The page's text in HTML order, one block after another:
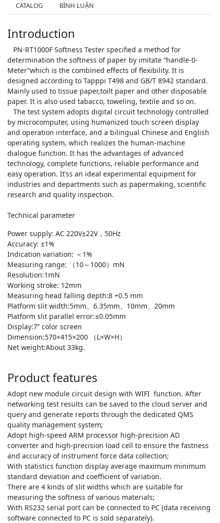
CATALOG BÌNH LUẬN
Introduction
PN-RT1000F Softness Tester specified a method for
determination the softness of paper by imitate “handle-0-
Meter”which is the combined effects of flexibility. It is
designed according to Tapppi T498 and GB/T 8942 standard.
Mainly used to tissue paper,toilt paper and other disposable
paper. It is also used tabacco, toweling, textile and so on.
The test system adopts digital circuit technology controlled
by microcomputer, using humanized touch screen display
and operation interface, and a bilingual Chinese and English
operating system, which realizes the human-machine
dialogue function. It has the advantages of advanced
technology, complete functions, reliable performance and
easy operation. It’ss an ideal experimental equipment for
industries and departments such as papermaking, scientific
research and quality inspection.
Technical parameter
Power supply: AC 220V±22V，50Hz
Accuracy: ±1%
Indication variation: ＜1%
Measuring range: （10～1000）mN
Resolution:1mN
Working stroke: 12mm
Measuring head falling depth:8 +0.5 mm
Platform slit width:5mm、6.35mm、10mm、20mm
Platform slit parallel error:≤0.05mm
Display:7” color screen
Dimension:570×415×200 （L×W×H）
Net weight:About 33kg.
Product features
Adopt new module circuit design with WIFI function. After
networking test results can be saved to the cloud server and
query and generate reports through the dedicated QMS
quality management system;
Adopt high-speed ARM processor high-precision AD
converter and high-precision load cell to ensure the fastness
and accuracy of instrument force data collection;
With statistics function display average maximum minimum
standard deviation and coefficient of variation.
There are 4 kinds of slit widths which are suitable for
measuring the softness of various materials;
With RS232 serial port can be connected to PC (data receiving
software connected to PC is sold separately).